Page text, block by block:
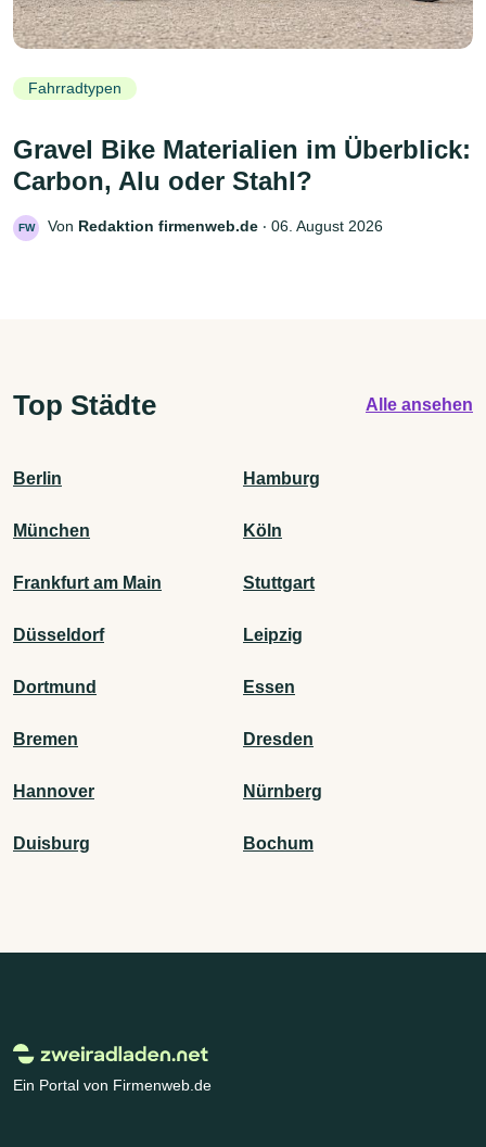
Fahrradtypen
Gravel Bike Materialien im Überblick:
Carbon, Alu oder Stahl?
FW Von Redaktion firmenweb.de ‧ 06. August 2026
Top Städte Alle ansehen
Berlin Hamburg
München Köln
Frankfurt am Main Stuttgart
Düsseldorf Leipzig
Dortmund Essen
Bremen Dresden
Hannover Nürnberg
Duisburg Bochum
Ein Portal von Firmenweb.de